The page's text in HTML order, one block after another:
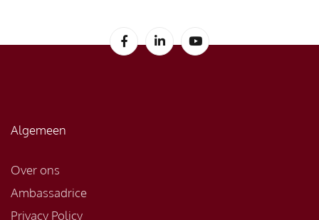
Algemeen
Over ons
Ambassadrice
Privacy Policy